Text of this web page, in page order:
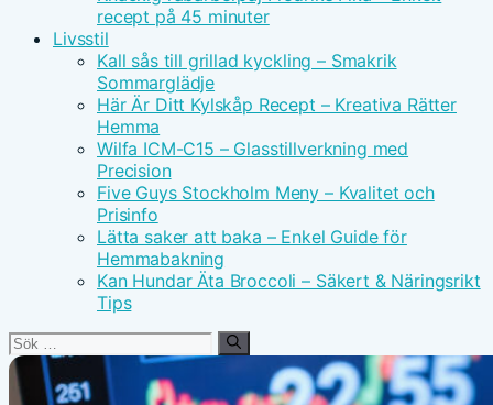
recept på 45 minuter
Livsstil
Kall sås till grillad kyckling – Smakrik
Sommarglädje
Här Är Ditt Kylskåp Recept – Kreativa Rätter
Hemma
Wilfa ICM-C15 – Glasstillverkning med
Precision
Five Guys Stockholm Meny – Kvalitet och
Prisinfo
Lätta saker att baka – Enkel Guide för
Hemmabakning
Kan Hundar Äta Broccoli – Säkert & Näringsrikt
Tips
Sök
efter: